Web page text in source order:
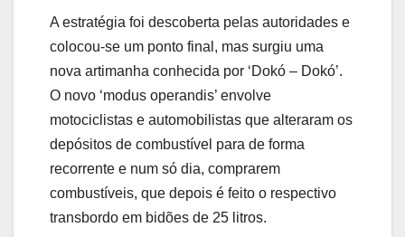
A estratégia foi descoberta pelas autoridades e
colocou-se um ponto final, mas surgiu uma
nova artimanha conhecida por ‘Dokó – Dokó’.
O novo ‘modus operandis’ envolve
motociclistas e automobilistas que alteraram os
depósitos de combustível para de forma
recorrente e num só dia, comprarem
combustíveis, que depois é feito o respectivo
transbordo em bidões de 25 litros.